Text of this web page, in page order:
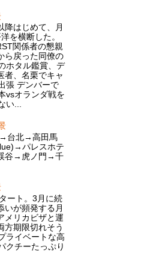
降はじめて、月
を横断した。
関係者の懇親
ら戻った同僚の
ホタル鑑賞、デ
者、名栗でキャ
張 デンバーで
vsオランダ戦を
い...
台北→高田馬
パレスホテ
谷→虎ノ門→千
ート。3月に続
いが頻発する月
メリカビザと運
方期限切れそう
ライベートな高
クチーたっぷり